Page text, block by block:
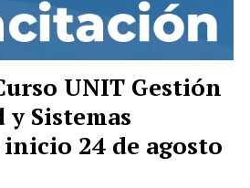
UNIT Gestión
y Sistemas
24 de agosto